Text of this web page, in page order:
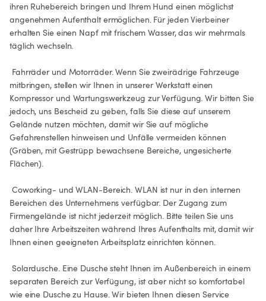
ihren Ruhebereich bringen und Ihrem Hund einen möglichst
angenehmen Aufenthalt ermöglichen. Für jeden Vierbeiner
erhalten Sie einen Napf mit frischem Wasser, das wir mehrmals
täglich wechseln.
mitbringen, stellen wir Ihnen in unserer Werkstatt einen
Kompressor und Wartungswerkzeug zur Verfügung. Wir bitten Sie
jedoch, uns Bescheid zu geben, falls Sie diese auf unserem
Gelände nutzen möchten, damit wir Sie auf mögliche
Gefahrenstellen hinweisen und Unfälle vermeiden können
(Gräben, mit Gestrüpp bewachsene Bereiche, ungesicherte
Flächen).
Bereichen des Unternehmens verfügbar. Der Zugang zum
Firmengelände ist nicht jederzeit möglich. Bitte teilen Sie uns
daher Ihre Arbeitszeiten während Ihres Aufenthalts mit, damit wir
Ihnen einen geeigneten Arbeitsplatz einrichten können.
separaten Bereich zur Verfügung, ist aber nicht so komfortabel
wie eine Dusche zu Hause. Wir bieten Ihnen diesen Service